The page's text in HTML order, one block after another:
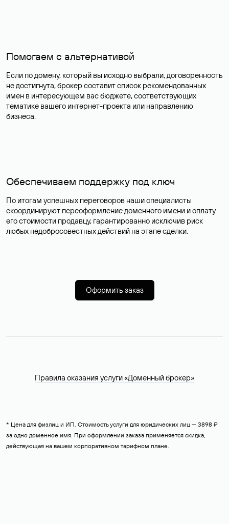
Помогаем с альтернативой
Если по домену, который вы исходно выбрали, договоренность
не достигнута, брокер составит список рекомендованных
имен в интересующем вас бюджете, соответствующих
тематике вашего интернет-проекта или направлению
бизнеса.
Обеспечиваем поддержку под ключ
По итогам успешных переговоров наши специалисты
скоординируют переоформление доменного имени и оплату
его стоимости продавцу, гарантированно исключив риск
любых недобросовестных действий на этапе сделки.
Оформить заказ
Правила оказания услуги «Доменный брокер»
* Цена для физлиц и ИП. Стоимость услуги для юридических лиц — 3898 ₽
за одно доменное имя. При оформлении заказа применяется скидка,
действующая на вашем корпоративном тарифном плане.